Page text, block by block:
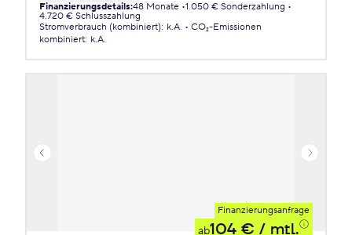
Finanzierungsdetails:48 Monate 1.050 € Sonderzahlung
4.720 € Schlusszahlung
Stromverbrauch (kombiniert): k.A.
CO₂-Emissionen
kombiniert: k.A.
Finanzierungsanfrage
ab104 € / mtl.